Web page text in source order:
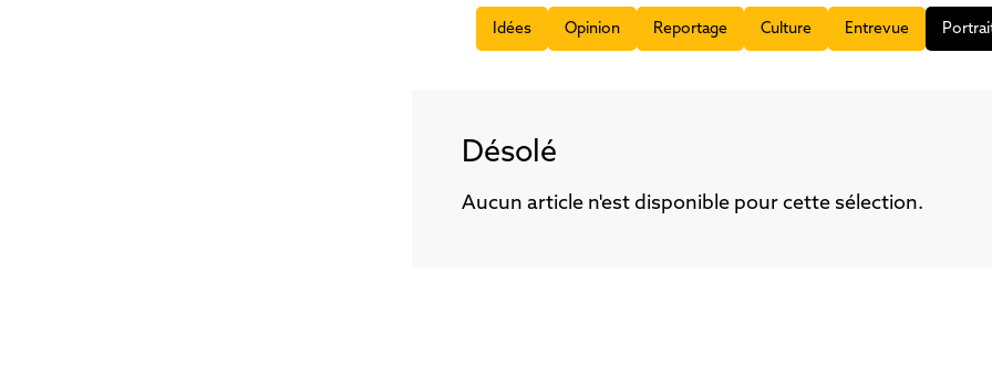
Idées Opinion Reportage Culture Entrevue
Désolé
Aucun article n'est disponible pour cette sélection.